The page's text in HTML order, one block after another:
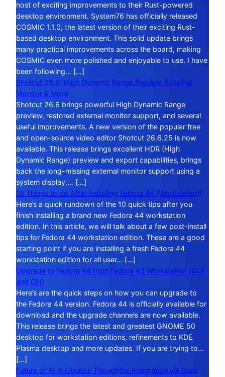
host of exciting improvements to their Rust-powered
desktop environment. System76 has officially released
COSMIC 1.1.0, the latest version of their exciting Rust-
based desktop environment. This solid update brings
many practical improvements across the board, making
COSMIC even more polished and enjoyable to use. I have
been following… […]
Shotcut 26.6: High Dynamic Range Preview, External
Monitor & More
Shotcut 26.6 brings powerful High Dynamic Range
preview, restored external monitor support, and several
useful improvements. A new version of the popular free
and open-source video editor Shotcut 26.6.25 is now
available. This release brings excellent HDR (High
Dynamic Range) preview and export capabilities, brings
back the long-missing external monitor support using a
system display,… […]
10 Things to do After Installing Fedora 44 (Workstation)
Here’s a quick rundown of the 10 quick tips after you
finish installing a brand new Fedora 44 workstation
edition. In this article, we will talk about a few post-install
tips for Fedora 44 workstation edition. These are a good
starting point if you are installing a fresh Fedora 44
workstation edition for all user… […]
Upgrade to Fedora 44 from Fedora 43 Workstation (GUI
and CLI)
Here’s are the quick steps on how you can upgrade to
the Fedora 44 version. Fedora 44 is officially available for
download and the upgrade channels are now available.
This release brings the latest and greatest GNOME 50
desktop for workstation editions, refinements to KDE
Plasma desktop and more updates. If you are trying to…
[…]
Future of AI in Ubuntu: Thoughtful Integration via Snap